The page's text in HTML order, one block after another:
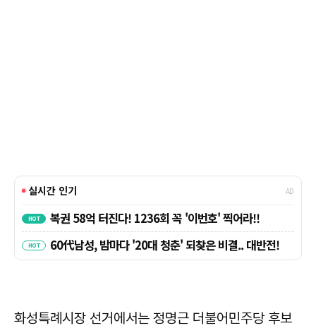
화성특례시장 선거에서는 정명근 더불어민주당 후보